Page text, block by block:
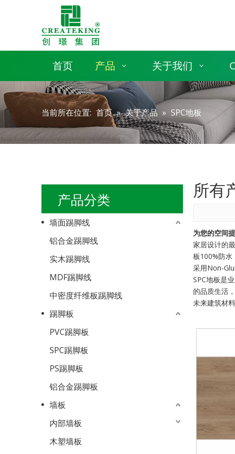
首页 产品 关于我们
当前所在位置: 首页 » 关于产品 » SPC地板
产品分类
墙面踢脚线
铝合金踢脚线
实木踢脚线
MDF踢脚线
中密度纤维板踢脚线
踢脚板
PVC踢脚板
SPC踢脚板
PS踢脚板
铝合金踢脚板
墙板
内部墙板
木塑墙板
所有
为您的空间
家居设计的
板100%防水
采用Non-
SPC地板是
的品质生活
未来建筑材